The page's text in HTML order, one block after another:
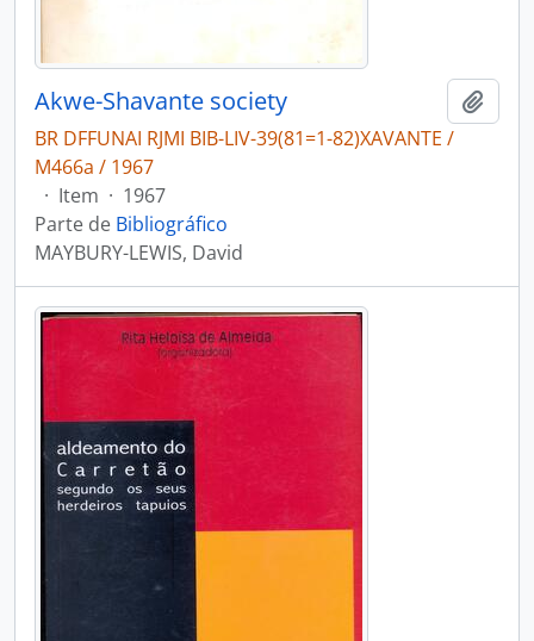
Akwe-Shavante society
BR DFFUNAI RJMI BIB-LIV-39(81=1-82)XAVANTE /
M466a / 1967
· Item · 1967
Parte de Bibliográfico
MAYBURY-LEWIS, David